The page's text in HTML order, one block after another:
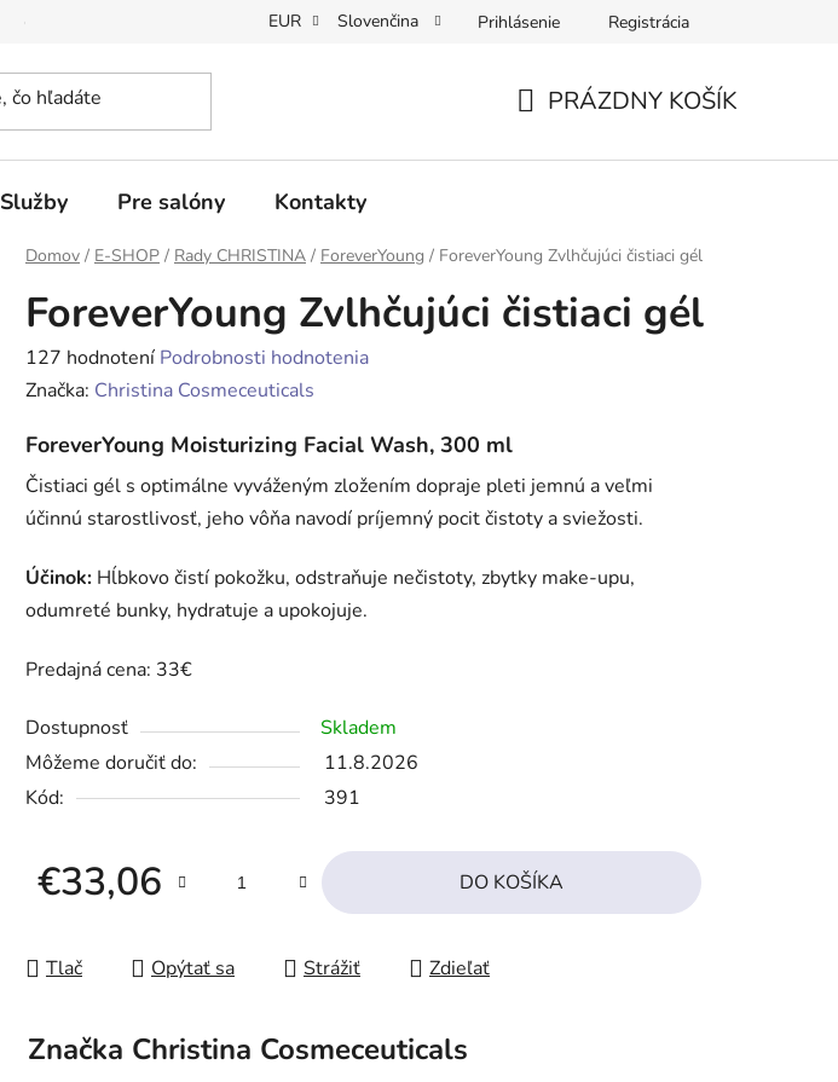
Ochrana osobných údajov
EUR Slovenčina Prihlásenie Registrácia
PRÁZDNY KOŠÍK
Služby Pre salóny Kontakty
Domov / E-SHOP / Rady CHRISTINA / ForeverYoung / ForeverYoung Zvlhčujúci čistiaci gél
ForeverYoung Zvlhčujúci čistiaci gél
Priemerné
hodnotenie
je
4,0
z
hviezdičiek.
127 hodnotení Podrobnosti hodnotenia
Značka: Christina Cosmeceuticals
ForeverYoung Moisturizing Facial Wash, 300 ml
Čistiaci gél s optimálne vyváženým zložením dopraje pleti jemnú a veľmi
účinnú starostlivosť, jeho vôňa navodí príjemný pocit čistoty a sviežosti.
Účinok: Hĺbkovo čistí pokožku, odstraňuje nečistoty, zbytky make-upu,
odumreté bunky, hydratuje a upokojuje.
Predajná cena: 33€
Dostupnosť
Skladem
Môžeme doručiť do:
11.8.2026
Kód:
391
€33,06 DO KOŠÍKA
Tlač Opýtať sa Strážiť Zdieľať
Značka Christina Cosmeceuticals